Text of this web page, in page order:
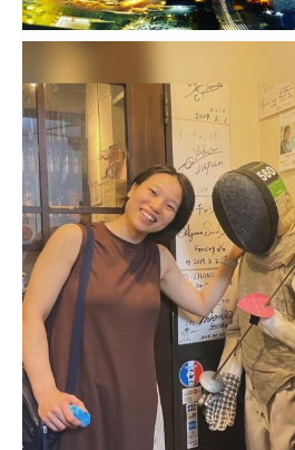
岐阜羽島駅前の格安・安いレンタカ
カーなら「24レンタカー岐阜羽島駅前
新潟県 佐渡ヶ島両津港の格安・安い
の24時間レンタカーなら「24レンタ
金沢市 野町駅の格安・安いレンタカ
ンタカーなら「24レンタカー金沢野町
2023-08-28
羽田空港の格安・安いレンタカー
港・糀谷エリアの24時間レンタカー
金沢の格安・安いレンタカーWEBサ
ンタカーなら「24レンタカー金沢駅